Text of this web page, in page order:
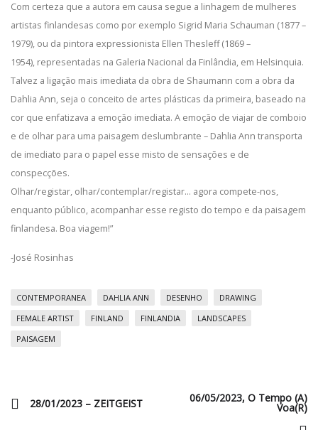
Com certeza que a autora em causa segue a linhagem de mulheres
artistas finlandesas como por exemplo Sigrid Maria Schauman (1877 –
1979), ou da pintora expressionista Ellen Thesleff (1869 –
1954), representadas na Galeria Nacional da Finlândia, em Helsinquia.
Talvez a ligação mais imediata da obra de Shaumann com a obra da
Dahlia Ann, seja o conceito de artes plásticas da primeira, baseado na
cor que enfatizava a emoção imediata. A emoção de viajar de comboio
e de olhar para uma paisagem deslumbrante – Dahlia Ann transporta
de imediato para o papel esse misto de sensações e de
conspecções.
Olhar/registar, olhar/contemplar/registar… agora compete-nos,
enquanto público, acompanhar esse registo do tempo e da paisagem
finlandesa. Boa viagem!”
-José Rosinhas
CONTEMPORANEA DAHLIA ANN DESENHO
DRAWING
FEMALE ARTIST
FINLAND FINLANDIA
LANDSCAPES
PAISAGEM
28/01/2023 – ZEITGEIST 06/05/2023, O Tempo (a)
Voa(r)